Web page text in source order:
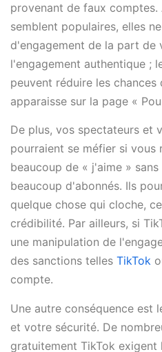
provenant de faux
semblent populaires, elles
d'engagement de la part de
l'engagement authentique ;
peuvent réduire les
apparaisse sur la page «
De plus, vos spectateurs et
pourraient se méfier si vous
beaucoup de « j'aime »
beaucoup d'abonnés. Ils
quelque chose qui cloche,
crédibilité. Par ailleurs, si
une manipulation de
des sanctions telles TikTok
compte.
Une autre conséquence est
et votre sécurité. De
gratuitement TikTok